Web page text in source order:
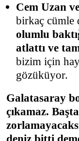
Cem Uzan
birkaç cümle
olumlu
atlattı ve
bizim için
gözüküyor.
Galatasaray
çıkamaz.